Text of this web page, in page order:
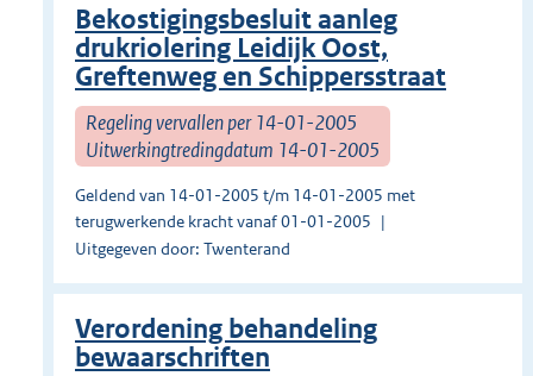
Bekostigingsbesluit aanleg
drukriolering Leidijk Oost,
Greftenweg en Schippersstraat
Regeling vervallen per 14-01-2005
Uitwerkingtredingdatum 14-01-2005
Geldend van 14-01-2005 t/m 14-01-2005 met
terugwerkende kracht vanaf 01-01-2005
Uitgegeven door: Twenterand
Verordening behandeling
bewaarschriften